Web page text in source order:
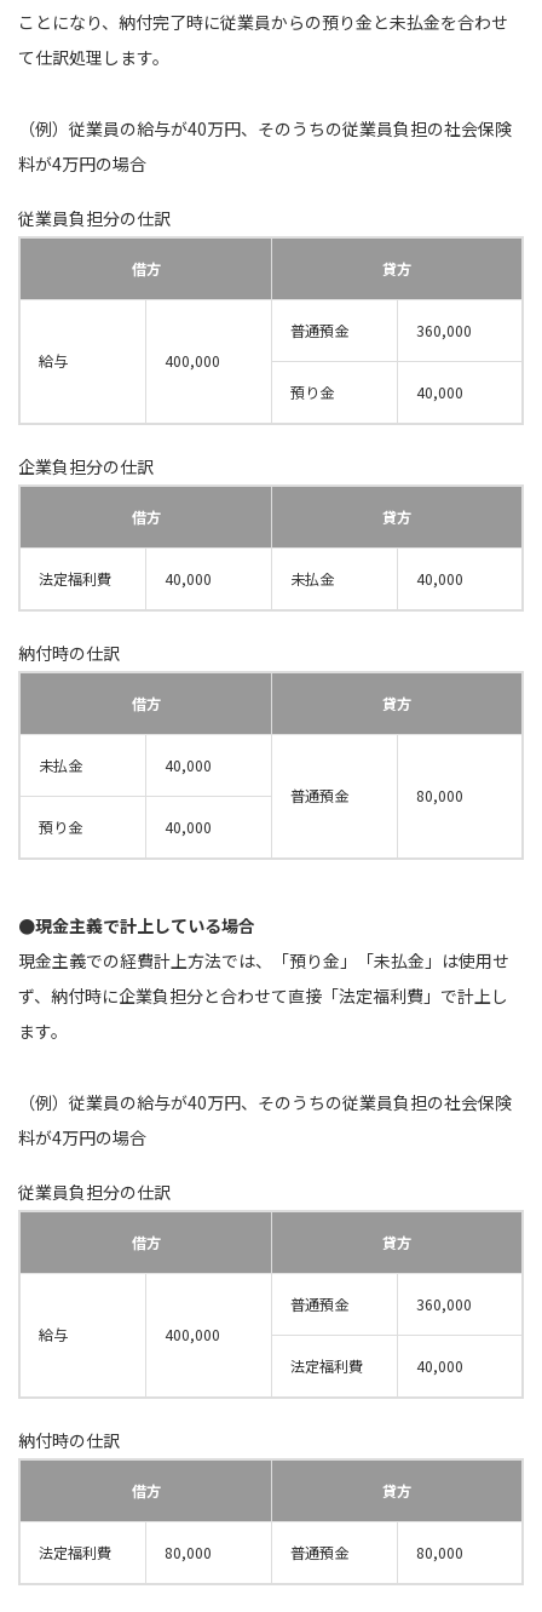
ことになり、納付完了時に従業員からの預り金と未払金を合わせ
て仕訳処理します。
（例）従業員の給与が40万円、そのうちの従業員負担の社会保険
料が4万円の場合
従業員負担分の仕訳
借方 貸方
給与 400,000
普通預金 360,000
預り金 40,000
企業負担分の仕訳
借方 貸方
法定福利費 40,000 未払金 40,000
納付時の仕訳
借方 貸方
未払金
40,000
普通預金
80,000
預り金
40,000
●現金主義で計上している場合
現金主義での経費計上方法では、「預り金」「未払金」は使用せ
ず、納付時に企業負担分と合わせて直接「法定福利費」で計上し
ます。
（例）従業員の給与が40万円、そのうちの従業員負担の社会保険
料が4万円の場合
従業員負担分の仕訳
借方 貸方
給与 400,000
普通預金 360,000
法定福利費 40,000
納付時の仕訳
借方 貸方
法定福利費 80,000 普通預金 80,000